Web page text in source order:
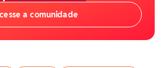
a comunidade